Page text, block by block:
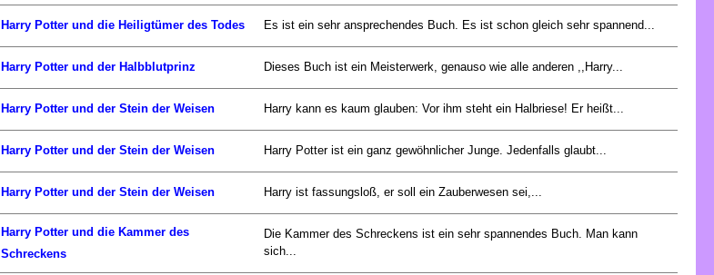
Harry Potter und die Heiligtümer des Todes Es ist ein sehr ansprechendes Buch. Es ist schon gleich sehr spannend...
Harry Potter und der Halbblutprinz Dieses Buch ist ein Meisterwerk, genauso wie alle anderen ,,Harry...
Harry Potter und der Stein der Weisen Harry kann es kaum glauben: Vor ihm steht ein Halbriese! Er heißt...
Harry Potter und der Stein der Weisen Harry Potter ist ein ganz gewöhnlicher Junge. Jedenfalls glaubt...
Harry Potter und der Stein der Weisen Harry ist fassungsloß, er soll ein Zauberwesen sei,...
Harry Potter und die Kammer des
Schreckens
Die Kammer des Schreckens ist ein sehr spannendes Buch. Man kann
sich...